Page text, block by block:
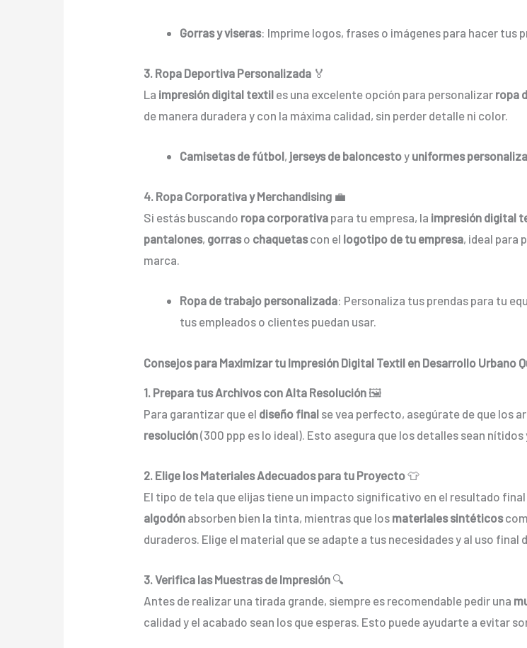
Gorras y viseras: Imprime logos, frases o imágenes para hacer tus
3. Ropa Deportiva Personalizada 🏅
La impresión digital textil es una excelente opción para personalizar ropa
de manera duradera y con la máxima calidad, sin perder detalle ni color.
Camisetas de fútbol, jerseys de baloncestoy uniformes
4. Ropa Corporativa y Merchandising 💼
Si estás buscando ropa corporativa para tu empresa, la impresión digital
pantalones, gorraso chaquetascon el logotipo de tu empresa, ideal para
marca.
Ropa de trabajo personalizada: Personaliza tus prendas para tu
tus empleados o clientes puedan usar.
Consejos para Maximizar tu Impresión Digital Textil en Desarrollo Urbano
1. Prepara tus Archivos con Alta Resolución 🖼️
Para garantizar que el diseño final se vea perfecto, asegúrate de que los
resolución(300 ppp es lo ideal). Esto asegura que los detalles sean
2. Elige los Materiales Adecuados para tu Proyecto👕
El tipo de tela que elijas tiene un impacto significativo en el resultado final
algodón absorben bien la tinta, mientras que los materiales sintéticos
duraderos. Elige el material que se adapte a tus necesidades y al uso final
3. Verifica las Muestras de Impresión 🔍
Antes de realizar una tirada grande, siempre es recomendable pedir una
calidad y el acabado sean los que esperas. Esto puede ayudarte a evitar